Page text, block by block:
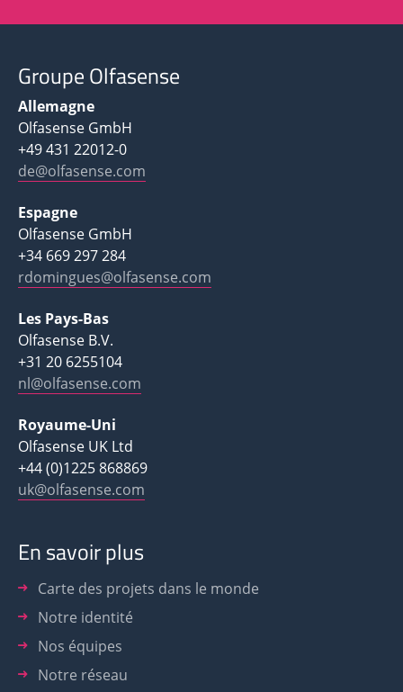
Groupe Olfasense
Allemagne
Olfasense GmbH
+49 431 22012-0
de@olfasense.com
Espagne
Olfasense GmbH
+34 669 297 284
rdomingues@olfasense.com
Les Pays-Bas
Olfasense B.V.
+31 20 6255104
nl@olfasense.com
Royaume-Uni
Olfasense UK Ltd
+44 (0)1225 868869
uk@olfasense.com
En savoir plus
Carte des projets dans le monde
Notre identité
Nos équipes
Notre réseau